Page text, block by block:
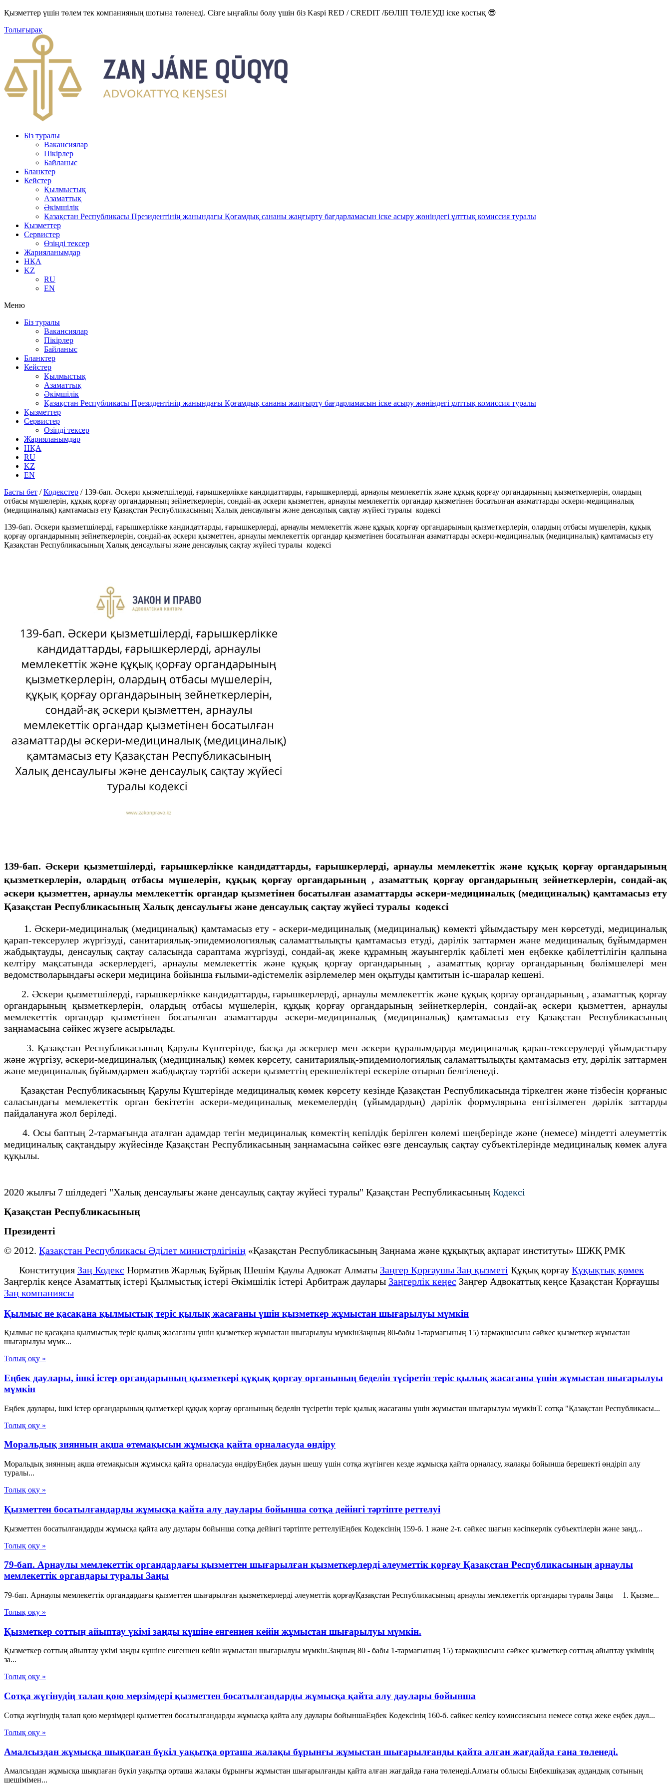
Қызметтер үшін төлем тек компанияның шотына төленеді. Сізге ыңғайлы болу үшін біз Kaspi RED / CREDIT /БӨЛІП ТӨЛЕУДІ іске қостық 😎
Толығырақ
Біз туралы
Вакансиялар
Пікірлер
Байланыс
Бланктер
Кейстер
Қылмыстық
Азаматтық
Әкімшілік
Қазақстан Республикасы Президентінің жанындағы Қоғамдық сананы жаңғырту бағдарламасын іске асыру жөніндегі ұлттық комиссия туралы
Қызметтер
Сервистер
Өзіңді тексер
Жарияланымдар
НҚА
KZ
RU
EN
Меню
Біз туралы
Вакансиялар
Пікірлер
Байланыс
Бланктер
Кейстер
Қылмыстық
Азаматтық
Әкімшілік
Қазақстан Республикасы Президентінің жанындағы Қоғамдық сананы жаңғырту бағдарламасын іске асыру жөніндегі ұлттық комиссия туралы
Қызметтер
Сервистер
Өзіңді тексер
Жарияланымдар
НҚА
RU
KZ
EN
Басты бет /Кодекстер / 139-бап. Әскери қызметшілерді, ғарышкерлікке кандидаттарды, ғарышкерлерді, арнаулы мемлекеттік және құқық қорғау органдарының қызметкерлерін, олардың
отбасы мүшелерін, құқық қорғау органдарының зейнеткерлерін, сондай-ақ әскери қызметтен, арнаулы мемлекеттік органдар қызметінен босатылған азаматтарды әскери-медициналық
(медициналық) қамтамасыз ету Қазақстан Республикасының Халық денсаулығы және денсаулық сақтау жүйесі туралы кодексі
139-бап. Әскери қызметшілерді, ғарышкерлікке кандидаттарды, ғарышкерлерді, арнаулы мемлекеттік және құқық қорғау органдарының қызметкерлерін, олардың отбасы мүшелерін, құқық
қорғау органдарының зейнеткерлерін, сондай-ақ әскери қызметтен, арнаулы мемлекеттік органдар қызметінен босатылған азаматтарды әскери-медициналық (медициналық) қамтамасыз ету
Қазақстан Республикасының Халық денсаулығы және денсаулық сақтау жүйесі туралы кодексі
139-бап. Әскери қызметшілерді, ғарышкерлікке кандидаттарды, ғарышкерлерді, арнаулы мемлекеттік және құқық қорғау органдарының
қызметкерлерін, олардың отбасы мүшелерін, құқық қорғау органдарының , азаматтық қорғау органдарының зейнеткерлерін, сондай-ақ
әскери қызметтен, арнаулы мемлекеттік органдар қызметінен босатылған азаматтарды әскери-медициналық (медициналық) қамтамасыз ету
Қазақстан Республикасының Халық денсаулығы және денсаулық сақтау жүйесі туралы кодексі
1. Әскери-медициналық (медициналық) қамтамасыз ету - әскери-медициналық (медициналық) көмекті ұйымдастыру мен көрсетуді, медициналық
қарап-тексерулер жүргізуді, санитариялық-эпидемиологиялық саламаттылықты қамтамасыз етуді, дәрілік заттармен және медициналық бұйымдармен
жабдықтауды, денсаулық сақтау саласында сараптама жүргізуді, сондай-ақ жеке құрамның жауынгерлік қабілеті мен еңбекке қабілеттілігін қалпына
келтіру мақсатында әскерлердегі, арнаулы мемлекеттік және құқық қорғау органдарының , азаматтық қорғау органдарының бөлімшелері мен
ведомстволарындағы әскери медицина бойынша ғылыми-әдістемелік әзірлемелер мен оқытуды қамтитын іс-шаралар кешені.
2. Әскери қызметшілерді, ғарышкерлікке кандидаттарды, ғарышкерлерді, арнаулы мемлекеттік және құқық қорғау органдарының , азаматтық қорғау
органдарының қызметкерлерін, олардың отбасы мүшелерін, құқық қорғау органдарының зейнеткерлерін, сондай-ақ әскери қызметтен, арнаулы
мемлекеттік органдар қызметінен босатылған азаматтарды әскери-медициналық (медициналық) қамтамасыз ету Қазақстан Республикасының
заңнамасына сәйкес жүзеге асырылады.
3. Қазақстан Республикасының Қарулы Күштерінде, басқа да әскерлер мен әскери құралымдарда медициналық қарап-тексерулерді ұйымдастыру
және жүргізу, әскери-медициналық (медициналық) көмек көрсету, санитариялық-эпидемиологиялық саламаттылықты қамтамасыз ету, дәрілік заттармен
және медициналық бұйымдармен жабдықтау тәртібі әскери қызметтің ерекшеліктері ескеріле отырып белгіленеді.
Қазақстан Республикасының Қарулы Күштерінде медициналық көмек көрсету кезінде Қазақстан Республикасында тіркелген және тізбесін қорғаныс
саласындағы мемлекеттік орган бекітетін әскери-медициналық мекемелердің (ұйымдардың) дәрілік формулярына енгізілмеген дәрілік заттарды
пайдалануға жол беріледі.
4. Осы баптың 2-тармағында аталған адамдар тегін медициналық көмектің кепілдік берілген көлемі шеңберінде және (немесе) міндетті әлеуметтік
медициналық сақтандыру жүйесінде Қазақстан Республикасының заңнамасына сәйкес өзге денсаулық сақтау субъектілерінде медициналық көмек алуға
құқылы.
2020 жылғы 7 шілдедегі "Халық денсаулығы және денсаулық сақтау жүйесі туралы" Қазақстан Республикасының Кодексі
Қазақстан Республикасының
Президенті
© 2012. Қазақстан Республикасы Әділет министрлігінің «Қазақстан Республикасының Заңнама және құқықтық ақпарат институты» ШЖҚ РМК
Конституция Заң Кодекс Норматив Жарлық Бұйрық Шешім Қаулы Адвокат Алматы Заңгер Қорғаушы Заң қызметі Құқық қорғау Құқықтық қөмек
Заңгерлік кеңсе Азаматтық істері Қылмыстық істері Әкімшілік істері Арбитраж даулары Заңгерлік кеңес Заңгер Адвокаттық кеңсе Қазақстан Қорғаушы
Заң компаниясы
Қылмыс не қасақана қылмыстық теріс қылық жасағаны үшін қызметкер жұмыстан шығарылуы мүмкін
Қылмыс не қасақана қылмыстық теріс қылық жасағаны үшін қызметкер жұмыстан шығарылуы мүмкінЗаңның 80-бабы 1-тармағының 15) тармақшасына сәйкес қызметкер жұмыстан
шығарылуы мүмк...
Толық оқу »
Еңбек даулары, ішкі істер органдарының қызметкері құқық қорғау органының беделін түсіретін теріс қылық жасағаны үшін жұмыстан шығарылуы
мүмкін
Еңбек даулары, ішкі істер органдарының қызметкері құқық қорғау органының беделін түсіретін теріс қылық жасағаны үшін жұмыстан шығарылуы мүмкінТ. сотқа "Қазақстан Республикасы...
Толық оқу »
Моральдық зиянның ақша өтемақысын жұмысқа қайта орналасуда өндіру
Моральдық зиянның ақша өтемақысын жұмысқа қайта орналасуда өндіруЕңбек дауын шешу үшін сотқа жүгінген кезде жұмысқа қайта орналасу, жалақы бойынша берешекті өндіріп алу
туралы...
Толық оқу »
Қызметтен босатылғандарды жұмысқа қайта алу даулары бойынша сотқа дейінгі тәртіпте реттелуі
Қызметтен босатылғандарды жұмысқа қайта алу даулары бойынша сотқа дейінгі тәртіпте реттелуіЕңбек Кодексінің 159-б. 1 және 2-т. сәйкес шағын кәсіпкерлік субъектілерін және заңд...
Толық оқу »
79-бап. Арнаулы мемлекеттік органдардағы қызметтен шығарылған қызметкерлерді әлеуметтік қорғау Қазақстан Республикасының арнаулы
мемлекеттік органдары туралы Заңы
79-бап. Арнаулы мемлекеттік органдардағы қызметтен шығарылған қызметкерлерді әлеуметтік қорғауҚазақстан Республикасының арнаулы мемлекеттік органдары туралы Заңы 1. Қызме...
Толық оқу »
Қызметкер соттың айыптау үкімі заңды күшіне енгеннен кейін жұмыстан шығарылуы мүмкін.
Қызметкер соттың айыптау үкімі заңды күшіне енгеннен кейін жұмыстан шығарылуы мүмкін.Заңның 80 - бабы 1-тармағының 15) тармақшасына сәйкес қызметкер соттың айыптау үкімінің
за...
Толық оқу »
Сотқа жүгінудің талап қою мерзімдері қызметтен босатылғандарды жұмысқа қайта алу даулары бойынша
Сотқа жүгінудің талап қою мерзімдері қызметтен босатылғандарды жұмысқа қайта алу даулары бойыншаЕңбек Кодексінің 160-б. сәйкес келісу комиссиясына немесе сотқа жеке еңбек даул...
Толық оқу »
Амалсыздан жұмысқа шықпаған бүкіл уақытқа орташа жалақы бұрынғы жұмыстан шығарылғанды қайта алған жағдайда ғана төленеді.
Амалсыздан жұмысқа шықпаған бүкіл уақытқа орташа жалақы бұрынғы жұмыстан шығарылғанды қайта алған жағдайда ғана төленеді.Алматы облысы Еңбекшіқазақ аудандық сотының
шешімімен...